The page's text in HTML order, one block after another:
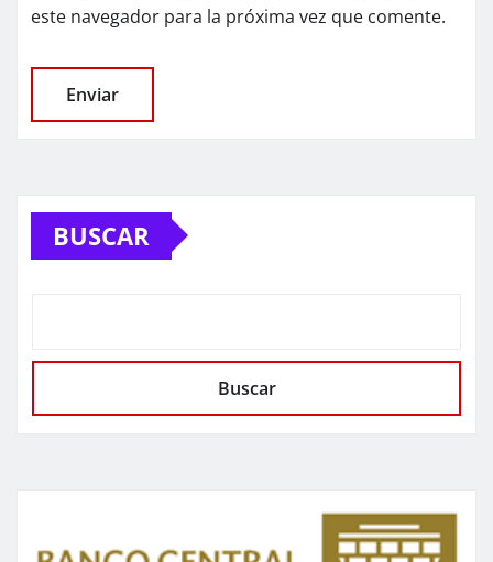
este navegador para la próxima vez que comente.
BUSCAR
Buscar